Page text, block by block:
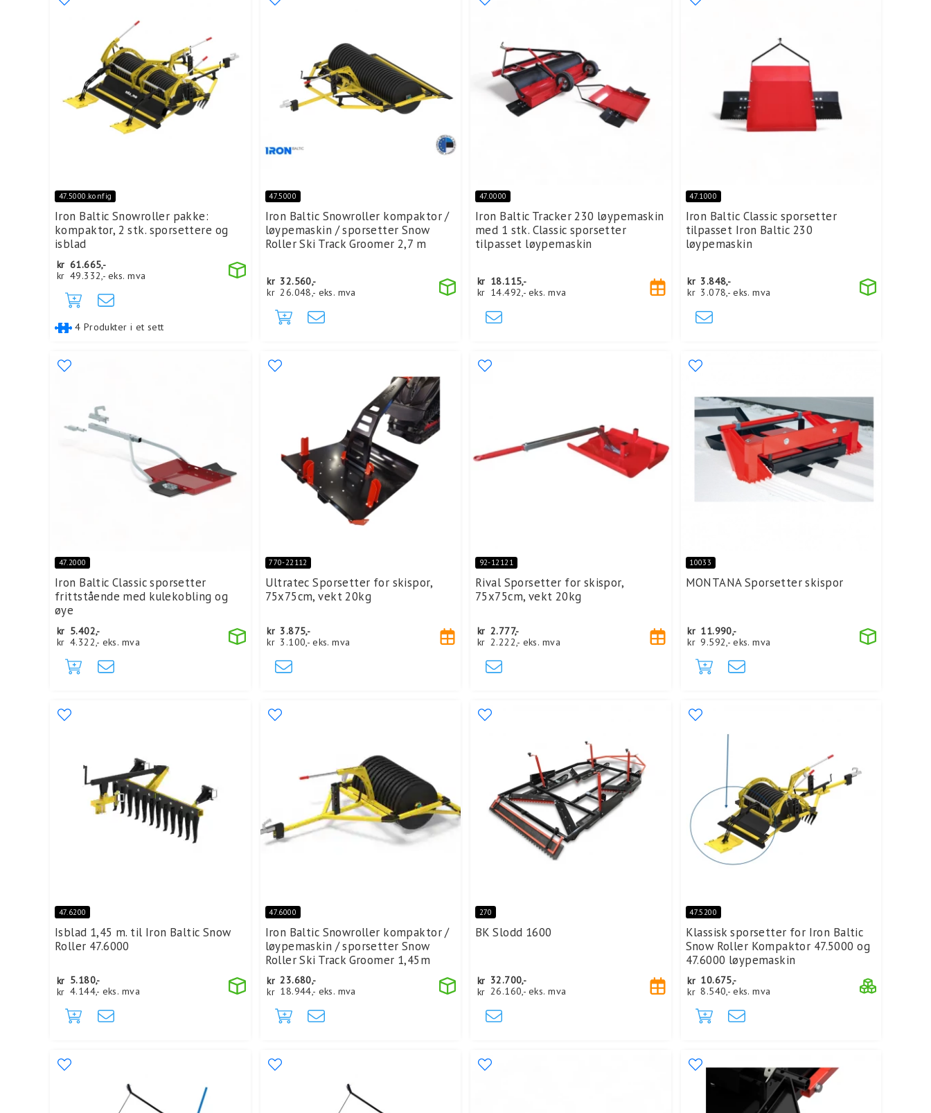
47.5000.konfig
Iron Baltic Snowroller pakke:
kompaktor, 2 stk. sporsettere og
isblad
kr 61.665,-
kr 49.332,- eks. mva
4 Produkter i et sett
47.5000
Iron Baltic Snowroller kompaktor /
løypemaskin / sporsetter Snow
Roller Ski Track Groomer 2,7 m
kr 32.560,-
kr 26.048,- eks. mva
47.0000
Iron Baltic Tracker 230 løypemaskin
med 1 stk. Classic sporsetter
tilpasset løypemaskin
kr 18.115,-
kr 14.492,- eks. mva
47.1000
Iron Baltic Classic sporsetter
tilpasset Iron Baltic 230
løypemaskin
kr 3.848,-
kr 3.078,- eks. mva
47.2000
Iron Baltic Classic sporsetter
frittstående med kulekobling og
øye
kr 5.402,-
kr 4.322,- eks. mva
770-22112
Ultratec Sporsetter for skispor,
75x75cm, vekt 20kg
kr 3.875,-
kr 3.100,- eks. mva
92-12121
Rival Sporsetter for skispor,
75x75cm, vekt 20kg
kr 2.777,-
kr 2.222,- eks. mva
10033
MONTANA Sporsetter skispor
kr 11.990,-
kr 9.592,- eks. mva
47.6200
Isblad 1,45 m. til Iron Baltic Snow
Roller 47.6000
kr 5.180,-
kr 4.144,- eks. mva
47.6000
Iron Baltic Snowroller kompaktor /
løypemaskin / sporsetter Snow
Roller Ski Track Groomer 1,45m
kr 23.680,-
kr 18.944,- eks. mva
270
BK Slodd 1600
kr 32.700,-
kr 26.160,- eks. mva
47.5200
Klassisk sporsetter for Iron Baltic
Snow Roller Kompaktor 47.5000 og
47.6000 løypemaskin
kr 10.675,-
kr 8.540,- eks. mva